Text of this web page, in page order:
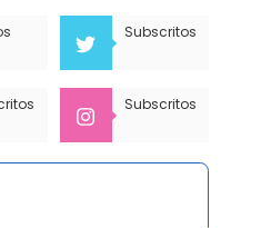
Subscritos
Subscritos